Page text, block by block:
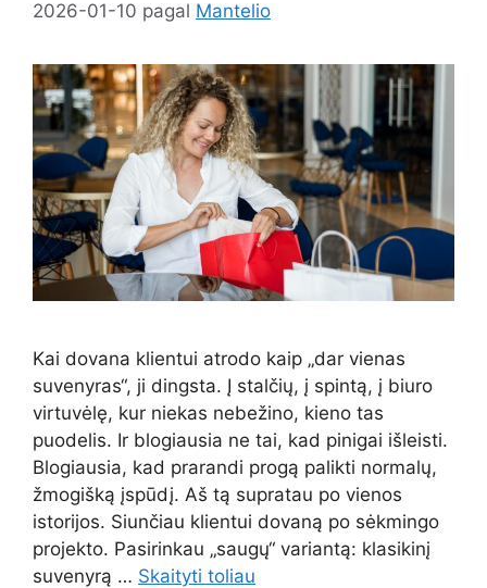
2026-01-10 pagal Mantelio
Kai dovana klientui atrodo kaip „dar vienas
suvenyras“, ji dingsta. Į stalčių, į spintą, į biuro
virtuvėlę, kur niekas nebežino, kieno tas
puodelis. Ir blogiausia ne tai, kad pinigai išleisti.
Blogiausia, kad prarandi progą palikti normalų,
žmogišką įspūdį. Aš tą supratau po vienos
istorijos. Siunčiau klientui dovaną po sėkmingo
projekto. Pasirinkau „saugų“ variantą: klasikinį
suvenyrą … Skaityti toliau